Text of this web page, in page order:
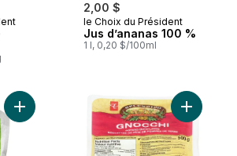
2,00 $
Préparé au Canada
le Choix du Président
Jus d’ananas 100 %
1 l, 0,20 $/100ml
Ajouter Nourriture en purée pour bébé
Ajouter